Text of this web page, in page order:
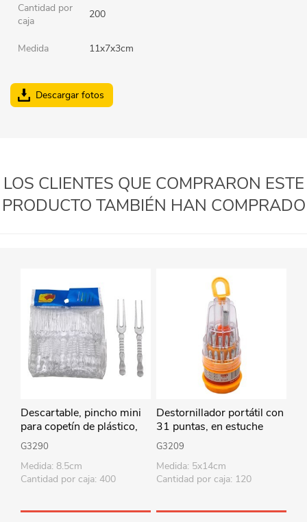
Cantidad por
caja
200
Medida 11x7x3cm
Descargar fotos
LOS CLIENTES QUE COMPRARON ESTE
PRODUCTO TAMBIÉN HAN COMPRADO
Descartable, pincho mini
para copetín de plástico,
bolsa x50
G3290
Medida: 8.5cm
Cantidad por caja: 400
Destornillador portátil con
31 puntas, en estuche
G3209
Medida: 5x14cm
Cantidad por caja: 120